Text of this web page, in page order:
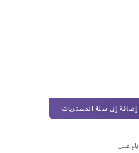
إضافة إلى سلة المشتريات